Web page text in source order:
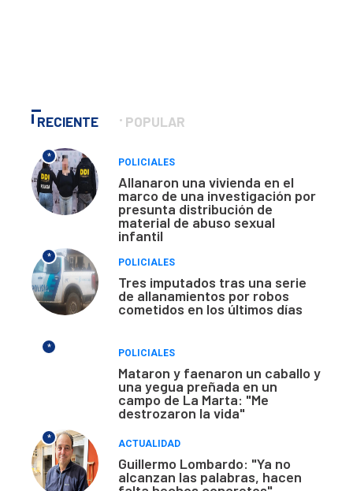
RECIENTE POPULAR
*
POLICIALES
Allanaron una vivienda en el
marco de una investigación por
presunta distribución de
material de abuso sexual
infantil
*
POLICIALES
Tres imputados tras una serie
de allanamientos por robos
cometidos en los últimos días
*
POLICIALES
Mataron y faenaron un caballo y
una yegua preñada en un
campo de La Marta: "Me
destrozaron la vida"
*
ACTUALIDAD
Guillermo Lombardo: "Ya no
alcanzan las palabras, hacen